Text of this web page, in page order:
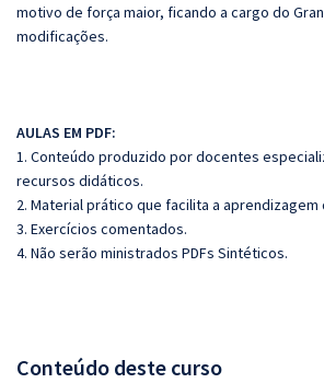
motivo de força maior, ficando a cargo do
modificações.
AULAS EM PDF:
1. Conteúdo produzido por docentes
recursos didáticos.
2. Material prático que facilita a aprendizagem
3. Exercícios comentados.
4. Não serão ministrados PDFs Sintéticos.
Conteúdo deste curso